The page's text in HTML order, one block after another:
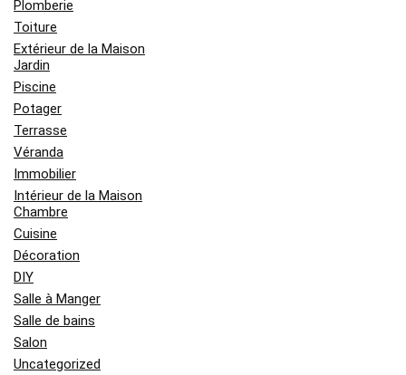
Plomberie
Toiture
Extérieur de la Maison
Jardin
Piscine
Potager
Terrasse
Véranda
Immobilier
Intérieur de la Maison
Chambre
Cuisine
Décoration
DIY
Salle à Manger
Salle de bains
Salon
Uncategorized